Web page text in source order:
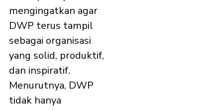
mengingatkan agar
DWP terus tampil
sebagai organisasi
yang solid, produktif,
dan inspiratif.
Menurutnya, DWP
tidak hanya